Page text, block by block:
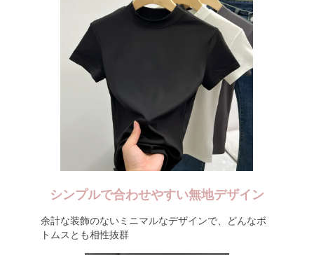
シンプルで合わせやすい無地デザイン
余計な装飾のないミニマルなデザインで、どんなボ
トムスとも相性抜群